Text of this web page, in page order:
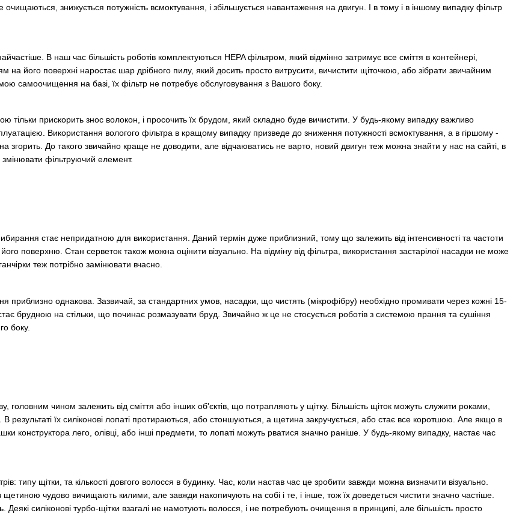
знижується потужність всмоктування, і збільшується навантаження на двигун. І в тому і в іншому випадку фільтр
В наш час більшість роботів комплектуються HEPA фільтром, який відмінно затримує все сміття в контейнері,
його поверхні наростає шар дрібного пилу, який досить просто витрусити, вичистити щіточкою, або зібрати звичайним
самоочищення на базі, їх фільтр не потребує обслуговування з Вашого боку.
прискорить знос волокон, і просочить їх брудом, який складно буде вичистити. У будь-якому випадку важливо
Використання вологого фільтра в кращому випадку призведе до зниження потужності всмоктування, а в гіршому -
згорить. До такого звичайно краще не доводити, але відчаюватись не варто, новий двигун теж можна знайти у нас на сайті, в
фільтруючий елемент.
стає непридатною для використання. Даний термін дуже приблизний, тому що залежить від інтенсивності та частоти
поверхню. Стан серветок також можна оцінити візуально. На відміну від фільтра, використання застарілої насадки не може
теж потрібно замінювати вчасно.
приблизно однакова. Зазвичай, за стандартних умов, насадки, що чистять (мікрофібру) необхідно промивати через кожні 15-
брудною на стільки, що починає розмазувати бруд. Звичайно ж це не стосується роботів з системою прання та сушіння
боку.
головним чином залежить від сміття або інших об'єктів, що потрапляють у щітку. Більшість щіток можуть служити роками,
результаті їх силіконові лопаті протираються, або стоншуються, а щетина закручується, або стає все коротшою. Але якщо в
конструктора лего, олівці, або інші предмети, то лопаті можуть рватися значно раніше. У будь-якому випадку, настає час
типу щітки, та кількості довгого волосся в будинку. Час, коли настав час це зробити завжди можна визначити візуально.
щетиною чудово вичищають килими, але завжди накопичують на собі і те, і інше, тож їх доведеться чистити значно частіше.
силіконові турбо-щітки взагалі не намотують волосся, і не потребують очищення в принципі, але більшість просто